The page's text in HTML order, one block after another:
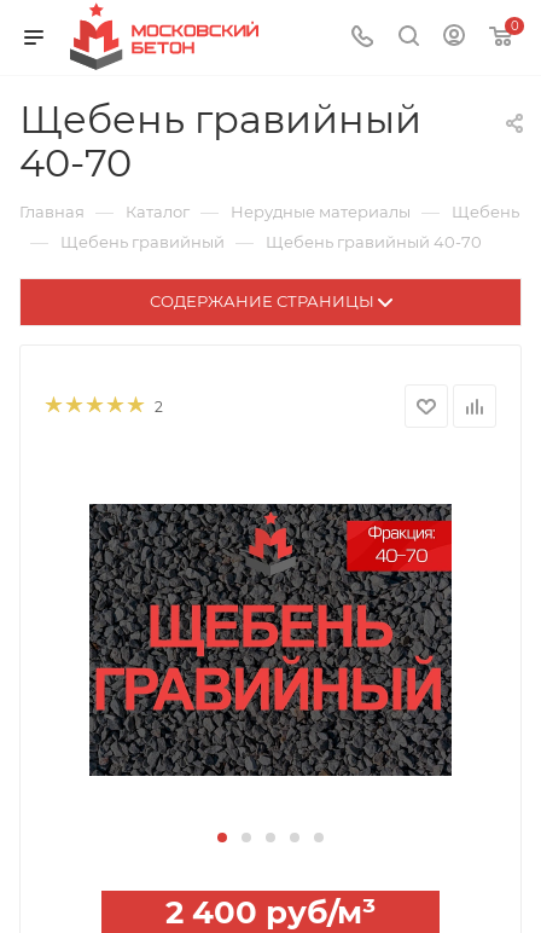
0
Щебень гравийный
40-70
Главная — Каталог — Нерудные материалы — Щебень
— Щебень гравийный — Щебень гравийный 40-70
СОДЕРЖАНИЕ СТРАНИЦЫ
2
2 400 руб/м³